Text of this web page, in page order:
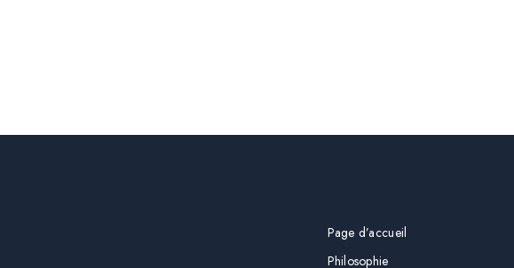
Page d’accueil
Philosophie